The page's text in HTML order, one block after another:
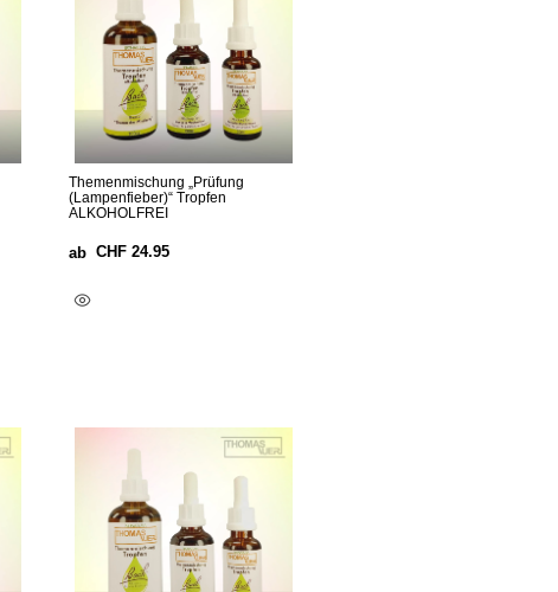
Themenmischung „Prüfung
(Lampenfieber)“ Tropfen
ALKOHOLFREI
ab CHF 24.95